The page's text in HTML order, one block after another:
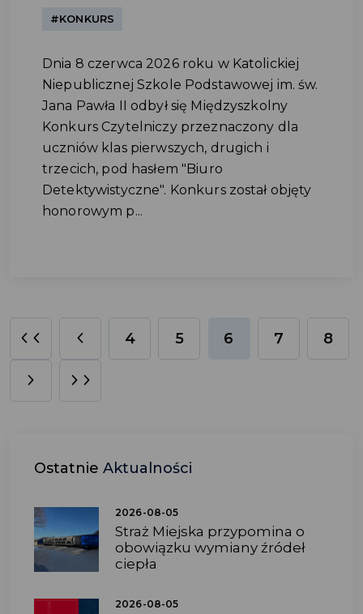
#KONKURS
Dnia 8 czerwca 2026 roku w Katolickiej
Niepublicznej Szkole Podstawowej im. św.
Jana Pawła II odbył się Międzyszkolny
Konkurs Czytelniczy przeznaczony dla
uczniów klas pierwszych, drugich i
trzecich, pod hasłem "Biuro
Detektywistyczne". Konkurs został objęty
honorowym p...
4 5 6 7 8
Ostatnie Aktualności
2026-08-05
Straż Miejska przypomina o
obowiązku wymiany źródeł
ciepła
2026-08-05